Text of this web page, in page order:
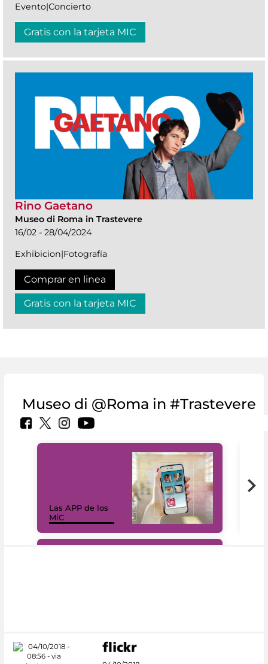
Evento|Concierto
Gratis con la tarjeta MIC
Rino Gaetano
Museo di Roma in Trastevere
16/02 - 28/04/2024
Exhibicion|Fotografía
Comprar en linea
Gratis con la tarjeta MIC
Museo di @Roma in #Trastevere
Las APP de los
MiC